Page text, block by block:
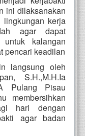
ini dilaksanakan
lingkungan kerja
agar dapat
untuk kalangan
pencari keadilan
langsung oleh
S.H.,M.H.Ia
Pulang Pisau
membersihkan
hari dengan
agar badan